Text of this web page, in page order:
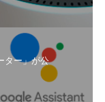
ター」が公